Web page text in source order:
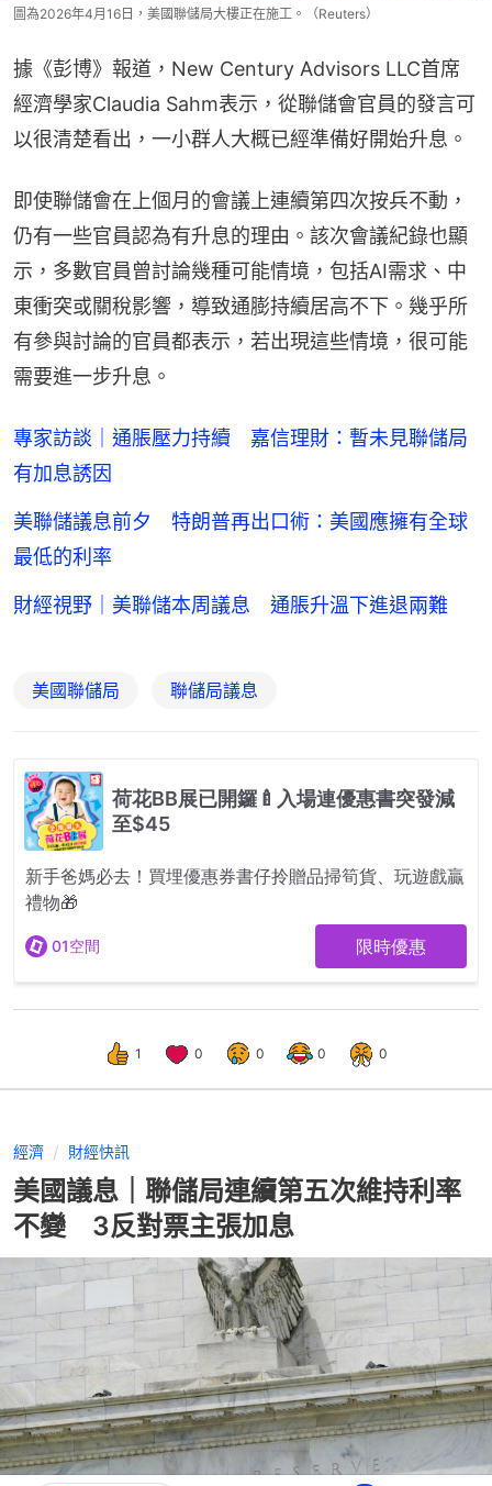
圖為2026年4月16日，美國聯儲局大樓正在施工。（Reuters）
據《彭博》報道，New Century Advisors LLC首席
經濟學家Claudia Sahm表示，從聯儲會官員的發言可
以很清楚看出，一小群人大概已經準備好開始升息。
即使聯儲會在上個月的會議上連續第四次按兵不動，
仍有一些官員認為有升息的理由。該次會議紀錄也顯
示，多數官員曾討論幾種可能情境，包括AI需求、中
東衝突或關稅影響，導致通膨持續居高不下。幾乎所
有參與討論的官員都表示，若出現這些情境，很可能
需要進一步升息。
專家訪談｜通脹壓力持續 嘉信理財：暫未見聯儲局
有加息誘因
美聯儲議息前夕 特朗普再出口術：美國應擁有全球
最低的利率
財經視野｜美聯儲本周議息 通脹升溫下進退兩難
美國聯儲局 聯儲局議息
1 0 0 0 0
經濟 財經快訊
美國議息｜聯儲局連續第五次維持利率
不變 3反對票主張加息